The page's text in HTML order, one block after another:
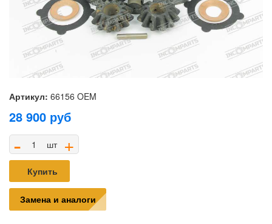
Артикул: 66156 OEM
28 900 руб
- шт +
Купить
Замена и аналоги